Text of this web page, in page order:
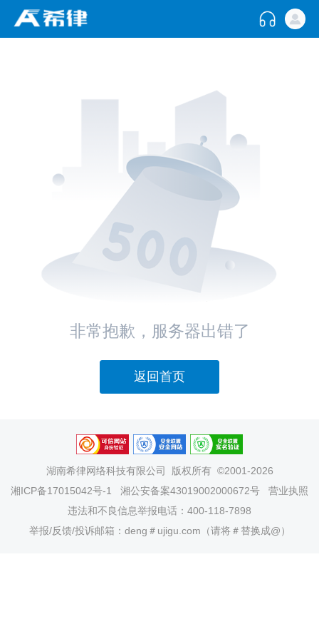
非常抱歉，服务器出错了
返回首页
湖南希律网络科技有限公司
版权所有 ©2001-2026
湘ICP备17015042号-1
湘公安备案43019002000672号
营业执照
违法和不良信息举报电话：400-118-7898
举报/反馈/投诉邮箱：deng＃ujigu.com（请将＃替换成@）